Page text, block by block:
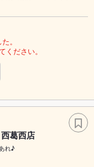
。
ださい。
葛西店
れ♪